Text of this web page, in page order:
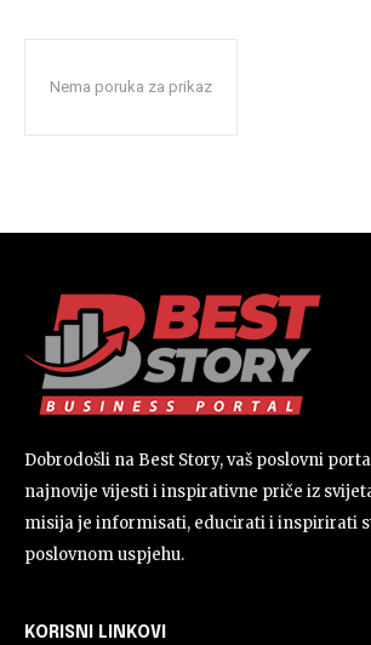
Nema poruka za prikaz
Dobrodošli na Best Story, vaš poslovni
najnovije vijesti i inspirativne priče iz
misija je informisati, educirati i inspirirati
poslovnom uspjehu.
KORISNI LINKOVI